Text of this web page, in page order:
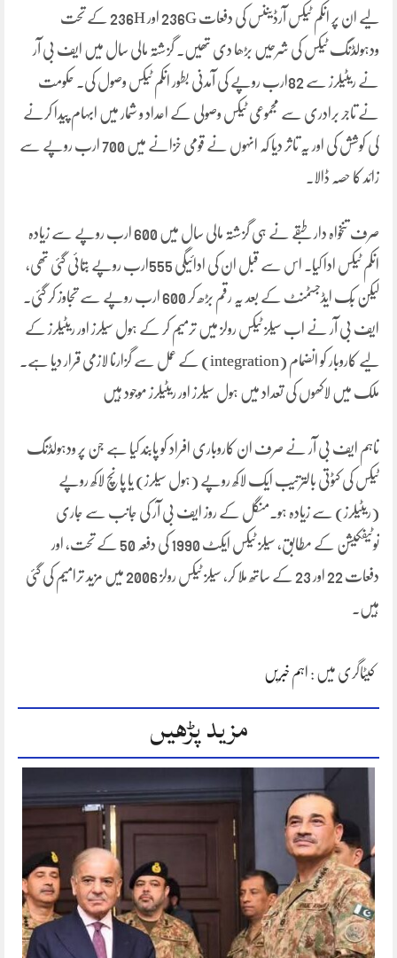
لیے ان پر انکم ٹیکس آرڈیننس کی دفعات 236G اور 236H کے تحت
ودہولڈنگ ٹیکس کی شرحیں بڑھا دی تھیں۔ گزشتہ مالی سال میں ایف بی آر
نے ریٹیلرز سے 82ارب روپے کی آمدنی بطور انکم ٹیکس وصول کی۔ حکومت
نے تاجر برادری سے مجموعی ٹیکس وصولی کے اعداد و شمار میں ابہام پیدا کرنے
کی کوشش کی اور یہ تاثر دیا کہ انہوں نے قومی خزانے میں 700 ارب روپے سے
زائد کا حصہ ڈالا۔
صرف تنخواہ دار طبقے نے ہی گزشتہ مالی سال میں 600 ارب روپے سے زیادہ
انکم ٹیکس ادا کیا۔ اس سے قبل ان کی ادائیگی 555ارب روپے بتائی گئی تھی،
لیکن بُک ایڈجسٹمنٹ کے بعد یہ رقم بڑھ کر 600 ارب روپے سے تجاوز کر گئی۔
ایف بی آر نے اب سیلز ٹیکس رولز میں ترمیم کر کے ہول سیلرز اور ریٹیلرز کے
لیے کاروبار کو انضمام (integration) کے عمل سے گزارنا لازمی قرار دیا ہے۔
ملک میں لاکھوں کی تعداد میں ہول سیلرز اور ریٹیلرز موجود ہیں
تاہم ایف بی آر نے صرف ان کاروباری افراد کو پابند کیا ہے جن پر ودہولڈنگ
ٹیکس کی کٹوتی بالترتیب ایک لاکھ روپے (ہول سیلرز) یا پانچ لاکھ روپے
(ریٹیلرز) سے زیادہ ہو۔منگل کے روز ایف بی آر کی جانب سے جاری
نوٹیفکیشن کے مطابق، سیلز ٹیکس ایکٹ 1990 کی دفعہ 50 کے تحت، اور
دفعات 22 اور 23 کے ساتھ ملا کر، سیلز ٹیکس رولز 2006 میں مزید ترامیم کی گئی
ہیں۔
کیٹاگری میں : اہم خبریں
مزید پڑھیں